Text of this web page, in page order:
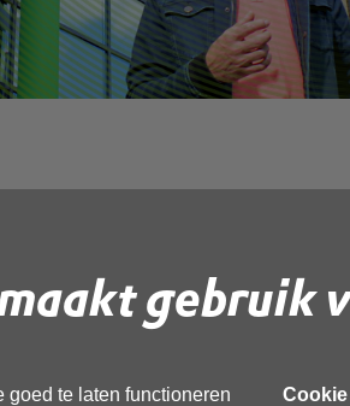
gebruik
te laten functioneren
te downloaden.